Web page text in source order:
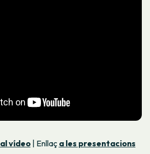
al vídeo| Enllaç a les presentacions